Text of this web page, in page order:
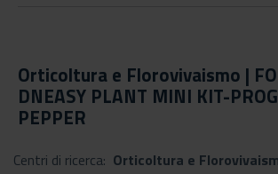
Orticoltura e Florovivaismo |
DNEASY PLANT MINI KIT-
PEPPER
Centri di ricerca: Orticoltura e